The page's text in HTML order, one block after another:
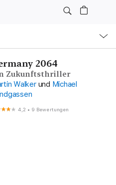
2064
Zukunftsthriller
Walker und Michael
4,2 • 9 Bewertungen